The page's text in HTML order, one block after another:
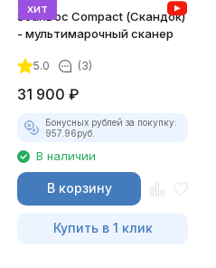
хит
ScanDoc Compact (Скандок)
- мультимарочный сканер
5.0 (3)
31 900 ₽
Бонусных рублей за покупку:
957.96руб.
В наличии
В корзину
Купить в 1 клик